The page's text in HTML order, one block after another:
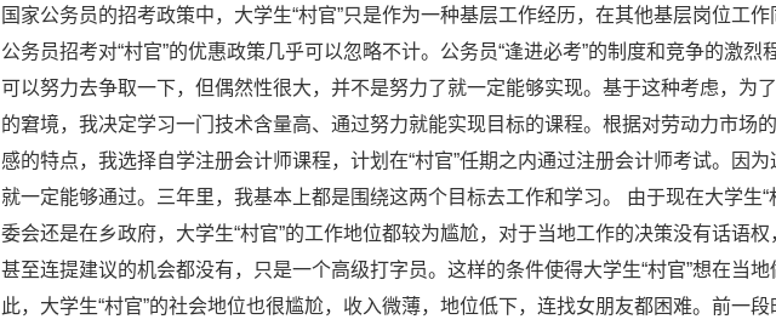
国家公务员的招考政策中，大学生“村官”只是作为一种基层工作经历，在其他基层岗位工作
公务员招考对“村官”的优惠政策几乎可以忽略不计。公务员“逢进必考”的制度和竞争的激烈
可以努力去争取一下，但偶然性很大，并不是努力了就一定能够实现。基于这种考虑，为
的窘境，我决定学习一门技术含量高、通过努力就能实现目标的课程。根据对劳动力市场
感的特点，我选择自学注册会计师课程，计划在“村官”任期之内通过注册会计师考试。因
就一定能够通过。三年里，我基本上都是围绕这两个目标去工作和学习。 由于现在大学生“
委会还是在乡政府，大学生“村官”的工作地位都较为尴尬，对于当地工作的决策没有话语
甚至连提建议的机会都没有，只是一个高级打字员。这样的条件使得大学生“村官”想在当
此，大学生“村官”的社会地位也很尴尬，收入微薄，地位低下，连找女朋友都困难。前一